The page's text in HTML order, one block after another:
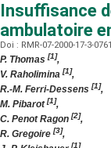
Insuffisance
ambulatoire
Doi : RMR-07-2000-17-3-
P. Thomas [1],
V. Raholimina [1],
R.-M. Ferri-Dessens [1],
M. Pibarot[1],
C. Penot Ragon [2],
R. Gregoire [3],
[1]